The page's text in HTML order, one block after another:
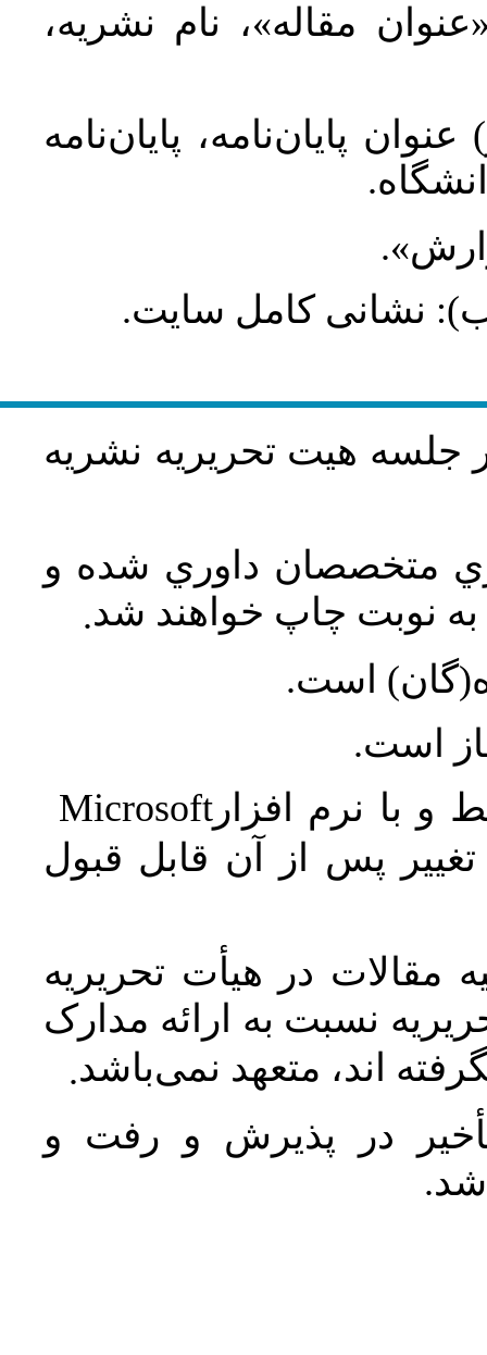
مقاله»، نام نشریه،
پایان‌نامه، پایان‌نامه
نشانی کامل سایت.
جلسه هيت تحريريه نشريه
متخصصان داوري شده و
نوبت چاپ خواهند شد.
است.
است.
و با نرم افزارMicrosoft
پس از آن قابل قبول
مقالات در هیأت تحریریه
نسبت به ارائه مدارک
اند، متعهد نمی‌باشد.
در پذیرش و رفت و
شد.